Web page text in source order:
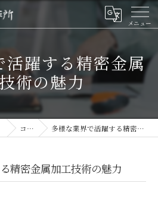
活躍する精密金属
術の魅力
コラム 多様な業界で活躍する精密金属加工技術の魅力
精密金属加工技術の魅力